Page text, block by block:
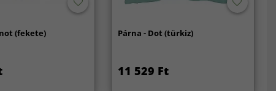
(fekete) Párna - Dot (türkiz)
11 529 Ft